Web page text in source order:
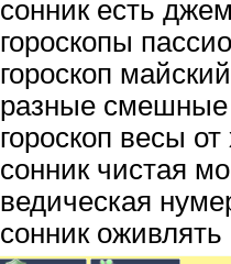
сонник есть
гороскопы
гороскоп
разные смешные
гороскоп весы
сонник чистая
ведическая
сонник оживлять